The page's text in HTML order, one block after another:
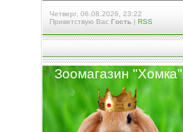
Четверг, 06.08.2026, 23:22
Приветствую Вас Гость| RSS
Зоомагазин "Хомка"